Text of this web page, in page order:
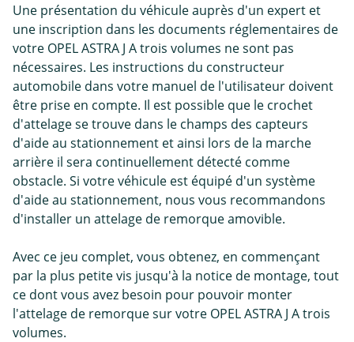
Une présentation du véhicule auprès d'un expert et
une inscription dans les documents réglementaires de
votre OPEL ASTRA J A trois volumes ne sont pas
nécessaires. Les instructions du constructeur
automobile dans votre manuel de l'utilisateur doivent
être prise en compte. Il est possible que le crochet
d'attelage se trouve dans le champs des capteurs
d'aide au stationnement et ainsi lors de la marche
arrière il sera continuellement détecté comme
obstacle. Si votre véhicule est équipé d'un système
d'aide au stationnement, nous vous recommandons
d'installer un attelage de remorque amovible.
Avec ce jeu complet, vous obtenez, en commençant
par la plus petite vis jusqu'à la notice de montage, tout
ce dont vous avez besoin pour pouvoir monter
l'attelage de remorque sur votre OPEL ASTRA J A trois
volumes.